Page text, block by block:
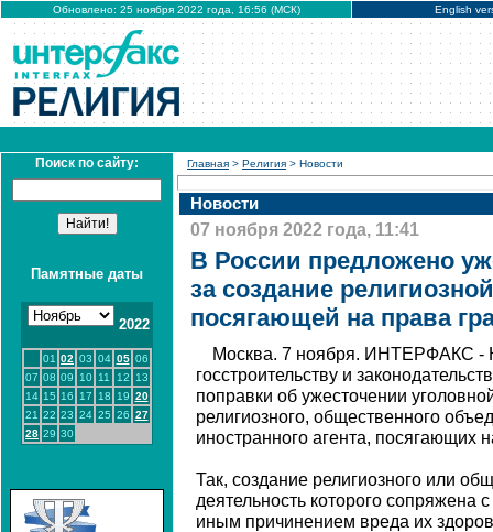
Обновлено: 25 ноября 2022 года, 16:56 (МСК) English
Поиск по сайту:
Памятные даты
2022
01 02 03 04 05 06
07 08 09 10 11 12
13
14 15 16 17 18 19 20
21 22 23 24 25 26 27
28 29 30
Главная > Религия > Новости
Новости
07 ноября 2022 года, 11:41
В России предложено
за создание
посягающей на права
Москва. 7 ноября. ИНТЕРФАКС -
госстроительству и
поправки об ужесточении
религиозного, общественного
иностранного агента, посягающих
Так, создание религиозного или
деятельность которого
иным причинением вреда их